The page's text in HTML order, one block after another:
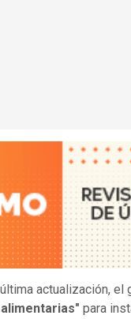
actualización, el
para